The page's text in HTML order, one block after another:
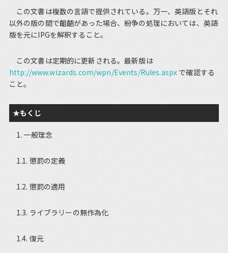
この文書は複数の言語で提供されている。万一、英語版とそれ
以外の版の間で齟齬があった場合、紛争の処理においては、英語
版を元にIPGを解釈すること。
この文書は定期的に更新される。最新版は
http://www.wizards.com/wpn/Events/Rules.aspx で確認する
こと。
★もくじ
1. 一般理念
1.1. 懲罰の定義
1.2. 懲罰の適用
1.3. ライブラリーの無作為化
1.4. 復元